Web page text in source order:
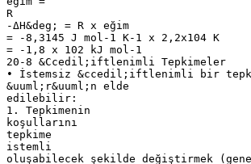
R
-ΔH&deg; = R x eğim
= -8,3145 J mol-1 K-1 x 2,2x104 K
= -1,8 x 102 kJ mol-1
20-8 &Ccedil;iftlenimli Tepkimeler
• İstemsiz &ccedil;iftlenimli bir
&uuml;r&uuml;n elde
edilebilir:
1. Tepkimenin
koşullarını
tepkime
istemli
oluşabilecek şekilde değiştirmek